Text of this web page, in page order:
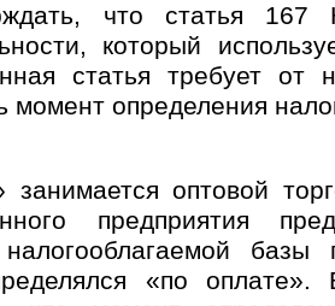
что статья
который
статья требует от
момент определения
оптовой
предприятия
налогооблагаемой
«по